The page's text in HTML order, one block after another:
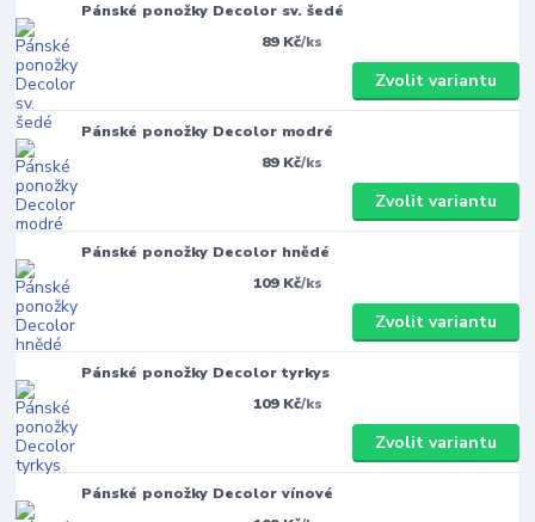
Pánské ponožky Decolor sv. šedé
89 Kč/ks
Zvolit variantu
Pánské ponožky Decolor modré
89 Kč/ks
Zvolit variantu
Pánské ponožky Decolor hnědé
109 Kč/ks
Zvolit variantu
Pánské ponožky Decolor tyrkys
109 Kč/ks
Zvolit variantu
Pánské ponožky Decolor vínové